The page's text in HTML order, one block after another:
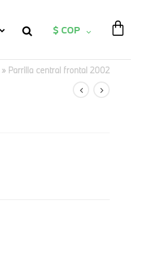
$ COP
» Parrilla central frontal 2002